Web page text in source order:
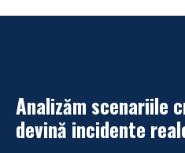
Analizăm scenariile
devină incidente